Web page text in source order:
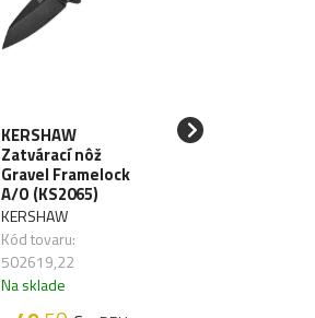
KERSHAW
Zatvárací nôž
Gravel Framelock
A/O (KS2065)
KERSHAW
Kód tovaru:
502619,22
Na sklade
GANZO